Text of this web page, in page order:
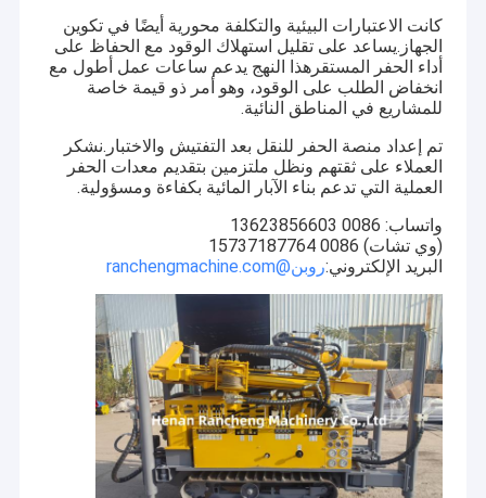
كانت الاعتبارات البيئية والتكلفة محورية أيضًا في تكوين
الجهاز.يساعد على تقليل استهلاك الوقود مع الحفاظ على
أداء الحفر المستقرهذا النهج يدعم ساعات عمل أطول مع
انخفاض الطلب على الوقود، وهو أمر ذو قيمة خاصة
للمشاريع في المناطق النائية.
تم إعداد منصة الحفر للنقل بعد التفتيش والاختبار.نشكر
العملاء على ثقتهم ونظل ملتزمين بتقديم معدات الحفر
العملية التي تدعم بناء الآبار المائية بكفاءة ومسؤولية.
واتساب: 0086 13623856603
(وي تشات) 0086 15737187764
البريد الإلكتروني:روبن@ranchengmachine.com